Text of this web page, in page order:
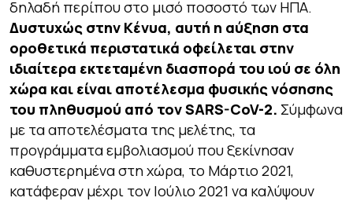
δηλαδή περίπου στο μισό ποσοστό των ΗΠΑ.
Δυστυχώς στην Κένυα, αυτή η αύξηση στα
οροθετικά περιστατικά οφείλεται στην
ιδιαίτερα εκτεταμένη διασπορά του ιού σε όλη
χώρα και είναι αποτέλεσμα φυσικής νόσησης
του πληθυσμού από τον SARS-CoV-2. Σύμφωνα
με τα αποτελέσματα της μελέτης, τα
προγράμματα εμβολιασμού που ξεκίνησαν
καθυστερημένα στη χώρα, το Μάρτιο 2021,
κατάφεραν μέχρι τον Ιούλιο 2021 να καλύψουν